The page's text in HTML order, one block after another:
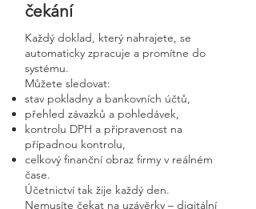
čekání
Každý doklad, který nahrajete, se
automaticky zpracuje a promítne do
systému.
Můžete sledovat:
stav pokladny a bankovních účtů,
přehled závazků a pohledávek,
kontrolu DPH a připravenost na
případnou kontrolu,
celkový finanční obraz firmy v reálném
čase.
Účetnictví tak žije každý den.
Nemusíte čekat na uzávěrky – digitální